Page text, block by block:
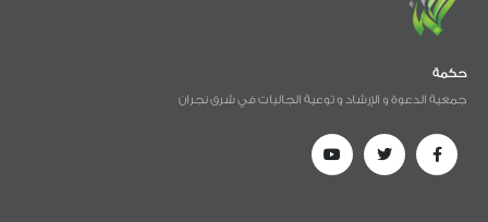
حكمة
جمعية الدعوة و الإرشاد و توعية الجاليات في شرق نجران